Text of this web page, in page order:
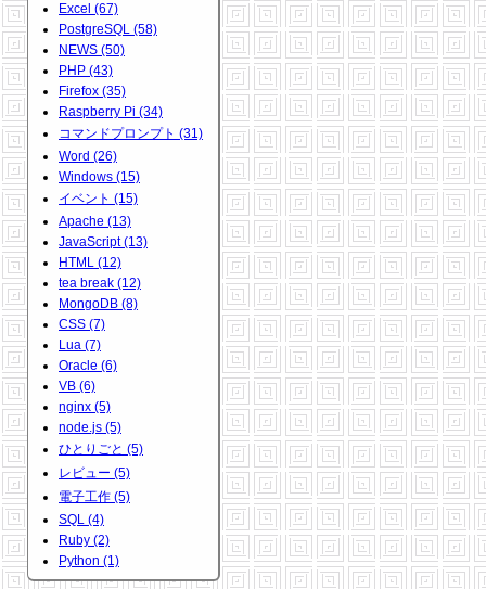
Excel (67)
PostgreSQL (58)
NEWS (50)
PHP (43)
Firefox (35)
Raspberry Pi (34)
コマンドプロンプト (31)
Word (26)
Windows (15)
イベント (15)
Apache (13)
JavaScript (13)
HTML (12)
tea break (12)
MongoDB (8)
CSS (7)
Lua (7)
Oracle (6)
VB (6)
nginx (5)
node.js (5)
ひとりごと (5)
レビュー (5)
電子工作 (5)
SQL (4)
Ruby (2)
Python (1)